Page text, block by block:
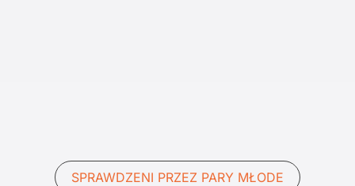
SPRAWDZENI PRZEZ PARY MŁODE